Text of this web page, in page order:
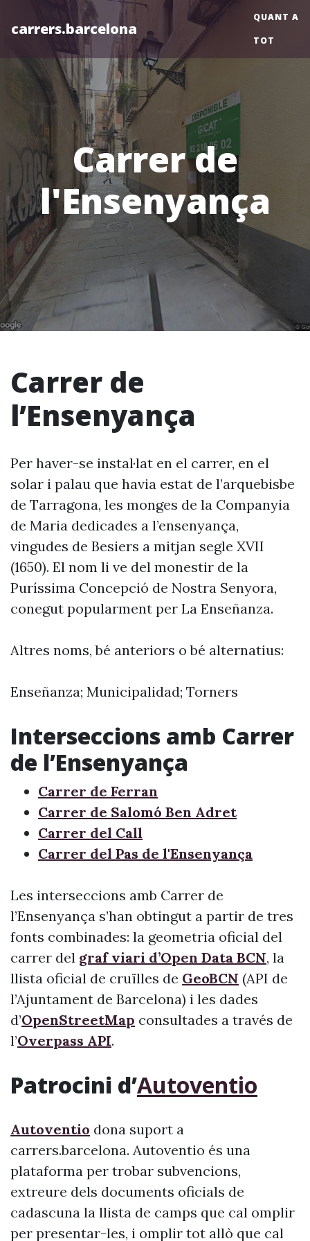
carrers.barcelona
QUANT A
TOT
Carrer de
l'Ensenyança
Carrer de
l’Ensenyança
Per haver-se instal·lat en el carrer, en el
solar i palau que havia estat de l’arquebisbe
de Tarragona, les monges de la Companyia
de Maria dedicades a l’ensenyança,
vingudes de Besiers a mitjan segle XVII
(1650). El nom li ve del monestir de la
Puríssima Concepció de Nostra Senyora,
conegut popularment per La Enseñanza.
Altres noms, bé anteriors o bé alternatius:
Enseñanza; Municipalidad; Torners
Interseccions amb Carrer
de l’Ensenyança
Carrer de Ferran
Carrer de Salomó Ben Adret
Carrer del Call
Carrer del Pas de l'Ensenyança
Les interseccions amb Carrer de
l’Ensenyança s’han obtingut a partir de tres
fonts combinades: la geometria oficial del
carrer del graf viari d’Open Data BCN, la
llista oficial de cruïlles de GeoBCN (API de
l’Ajuntament de Barcelona) i les dades
d’OpenStreetMap consultades a través de
l’Overpass API.
Patrocini d’Autoventio
Autoventio dona suport a
carrers.barcelona. Autoventio és una
plataforma per trobar subvencions,
extreure dels documents oficials de
cadascuna la llista de camps que cal omplir
per presentar-les, i omplir tot allò que cal